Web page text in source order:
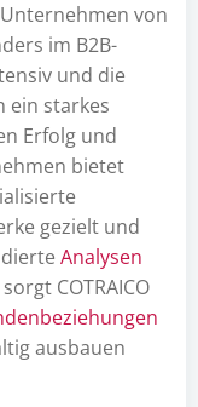
von
im B2B-
und die
ein starkes
Erfolg und
bietet
gezielt und
Analysen
COTRAICO
ausbauen